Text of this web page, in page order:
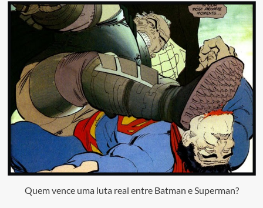
Quem vence uma luta real entre Batman e Superman?